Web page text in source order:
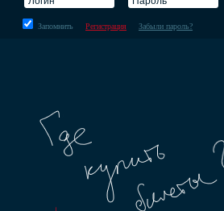
Запомнить Регистрация Забыли пароль?